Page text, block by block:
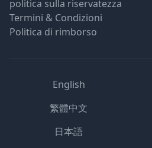
politica sulla riservatezza
Termini & Condizioni
Politica di rimborso
English
繁體中文
日本語